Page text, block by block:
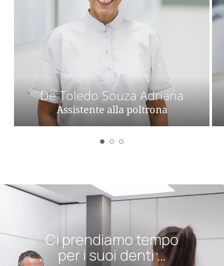
De Toledo Souza Adriana
Assistente alla poltrona
Ci prendiamo tempo
per i suoi denti …